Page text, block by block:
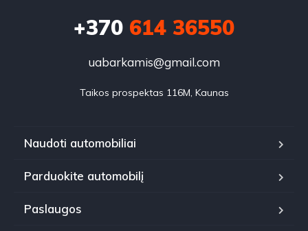
+370 614 36550
uabarkamis@gmail.com
Taikos prospektas 116M, Kaunas
Naudoti automobiliai
Parduokite automobilį
Paslaugos